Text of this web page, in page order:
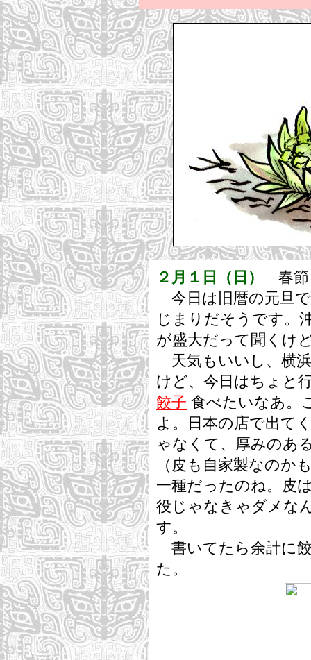
２月１日（日）
春節
今日は旧暦の元旦
じまりだそうです。
が盛大だって聞くけ
天気もいいし、横
けど、今日はちょと
餃子 食べたいなあ。
よ。日本の店で出て
ゃなくて、厚みのあ
（皮も自家製なのか
一種だったのね。皮
役じゃなきゃダメな
す。
書いてたら余計に
た。